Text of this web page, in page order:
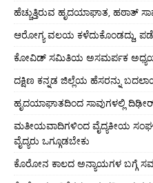
ಹೆಚ್ಚುತ್ತಿರುವ ಹೃದಯಾಘಾತ, ಹಠಾತ್
ಆರೋಗ್ಯ ವಲಯ ಕಳೆದುಕೊಂಡದ್ದು,
ಕೋವಿಡ್ ಸಮಿತಿಯ ಅಸಮರ್ಪಕ
ದಕ್ಷಿಣ ಕನ್ನಡ ಜಿಲ್ಲೆಯ ಹೆಸರನ್ನು
ಹೃದಯಾಘಾತದಿಂದ ಸಾವುಗಳಲ್ಲಿ
ಮತೀಯವಾದಿಗಳಿಂದ ವೈದ್ಯಕೀಯ
ವೈದ್ಯರು ಒಗ್ಗೂಡಬೇಕು
ಕೊರೋನ ಕಾಲದ ಅನ್ಯಾಯಗಳ ಬಗ್ಗೆ